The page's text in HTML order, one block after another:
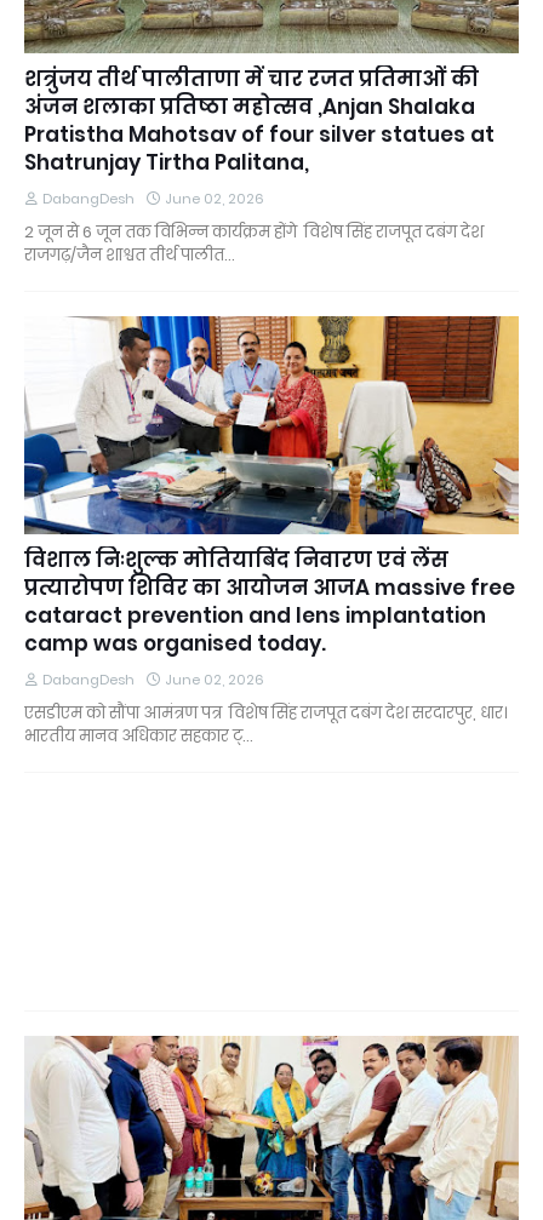
शत्रुंजय तीर्थ पालीताणा में चार रजत प्रतिमाओं की
अंजन शलाका प्रतिष्ठा महोत्सव ,Anjan Shalaka
Pratistha Mahotsav of four silver statues at
Shatrunjay Tirtha Palitana,
DabangDesh June 02, 2026
2 जून से 6 जून तक विभिन्न कार्यक्रम होंगे विशेष सिंह राजपूत दबंग देश
राजगढ़/जैन शाश्वत तीर्थ पालीत…
विशाल निःशुल्क मोतियाबिंद निवारण एवं लेंस
प्रत्यारोपण शिविर का आयोजन आजA massive free
cataract prevention and lens implantation
camp was organised today.
DabangDesh June 02, 2026
एसडीएम को सौंपा आमंत्रण पत्र विशेष सिंह राजपूत दबंग देश सरदारपुर, धार।
भारतीय मानव अधिकार सहकार ट्…